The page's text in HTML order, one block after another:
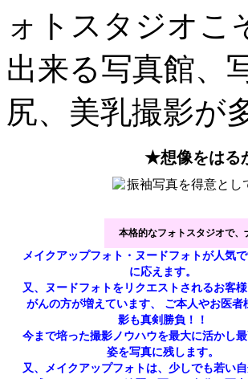
ォトスタジオこ
出来る写真館、
尻、美乳撮影が
★想像をはる
本格的なフォトスタジオで
メイクアップフォト・ヌードフォトが人気
に応えます。
又、ヌードフォトをリクエストされるお客
がんの方が増えています、 ご本人やお医者
影も真剣勝負！！
今まで培った撮影ノウハウを最大に活かし
姿を写真に残します。
又、メイクアップフォトは、少しでも若い